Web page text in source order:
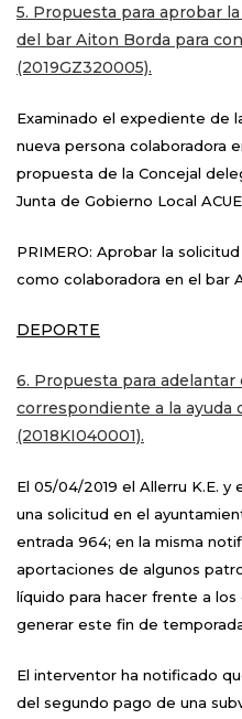
5. Propuesta para aprobar
del bar Aiton Borda para
(2019GZ320005).
Examinado el expediente de
nueva persona colaboradora
propuesta de la Concejal
Junta de Gobierno Local
PRIMERO: Aprobar la
como colaboradora en el bar
DEPORTE
6. Propuesta para adelantar
correspondiente a la ayuda
(2018KI040001).
El 05/04/2019 el Allerru K.E. y
una solicitud en el
entrada 964; en la misma
aportaciones de algunos
líquido para hacer frente a
generar este fin de
El interventor ha notificado
del segundo pago de una